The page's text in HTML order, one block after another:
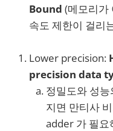
Bound (메모리가
속도 제한이 걸리
Lower precision:
precision data
정밀도와 성
지면 만티사
adder 가 필요